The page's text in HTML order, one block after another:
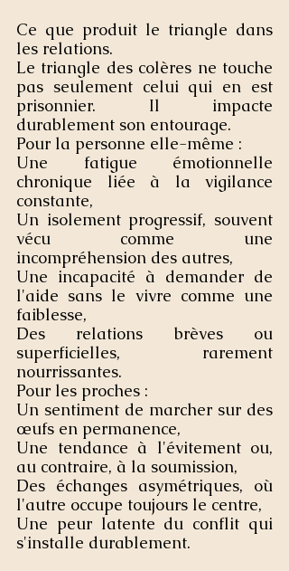
Ce que produit le triangle dans
les relations.
Le triangle des colères ne touche
pas seulement celui qui en est
prisonnier. Il impacte
durablement son entourage.
Pour la personne elle-même :
Une fatigue émotionnelle
chronique liée à la vigilance
constante,
Un isolement progressif, souvent
vécu comme une
incompréhension des autres,
Une incapacité à demander de
l'aide sans le vivre comme une
faiblesse,
Des relations brèves ou
superficielles, rarement
nourrissantes.
Pour les proches :
Un sentiment de marcher sur des
œufs en permanence,
Une tendance à l'évitement ou,
au contraire, à la soumission,
Des échanges asymétriques, où
l'autre occupe toujours le centre,
Une peur latente du conflit qui
s'installe durablement.